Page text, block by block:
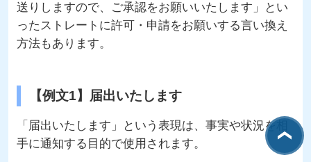
送りしますので、ご承認をお願いいたします」とい
ったストレートに許可・申請をお願いする言い換え
方法もあります。
【例文1】届出いたします
「届出いたします」という表現は、事実や状況を相
手に通知する目的で使用されます。